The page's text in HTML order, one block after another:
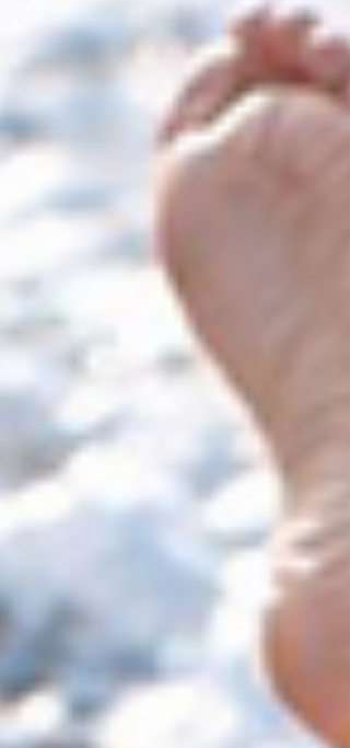
미칩니다. 하지만 중요한 것은 이러한 변화가 결코
당신만의 이야기가 아니라는 점입니다. 중년 이후
신체적 변화는 자연스러운 현상이며, 이를 현명하
관리하는 것이 진정한 성숙함입니다. 문제를 인정
고 적절한 방법으로 극복하는 사람들은 오히려 이
시기를 더욱 빛나는 인생의 전환점으로 만듭니다.
비아그라구매사이트에서 만나는 센트립구강용해
름5mg은 바로 그 전환점을 위한 현실적인 선택지
매, 비아그라구매 등 다